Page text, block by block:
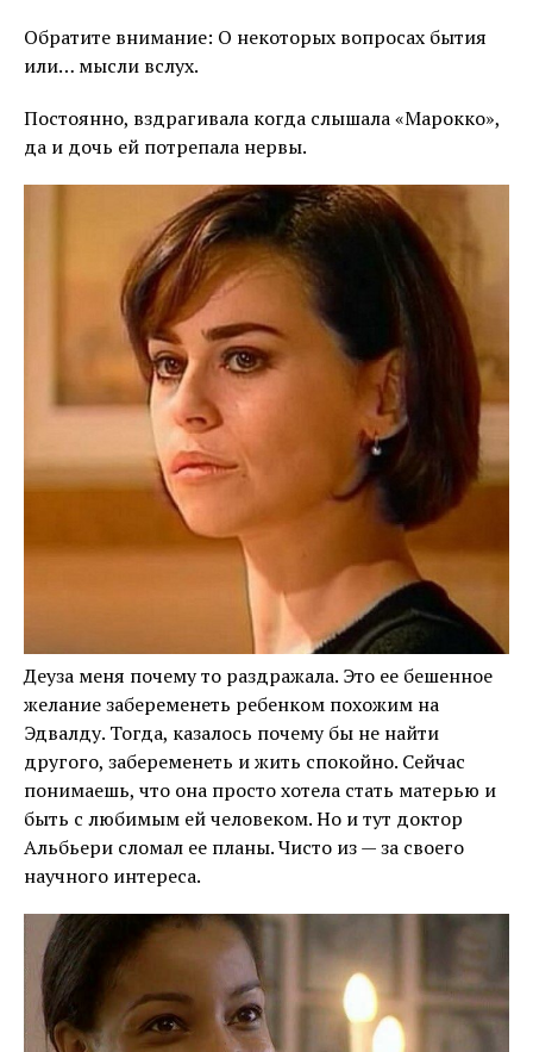
Обратите внимание: О некоторых вопросах бытия
или… мысли вслух.
Постоянно, вздрагивала когда слышала «Марокко»,
да и дочь ей потрепала нервы.
Деуза меня почему то раздражала. Это ее бешенное
желание забеременеть ребенком похожим на
Эдвалду. Тогда, казалось почему бы не найти
другого, забеременеть и жить спокойно. Сейчас
понимаешь, что она просто хотела стать матерью и
быть с любимым ей человеком. Но и тут доктор
Альбьери сломал ее планы. Чисто из — за своего
научного интереса.